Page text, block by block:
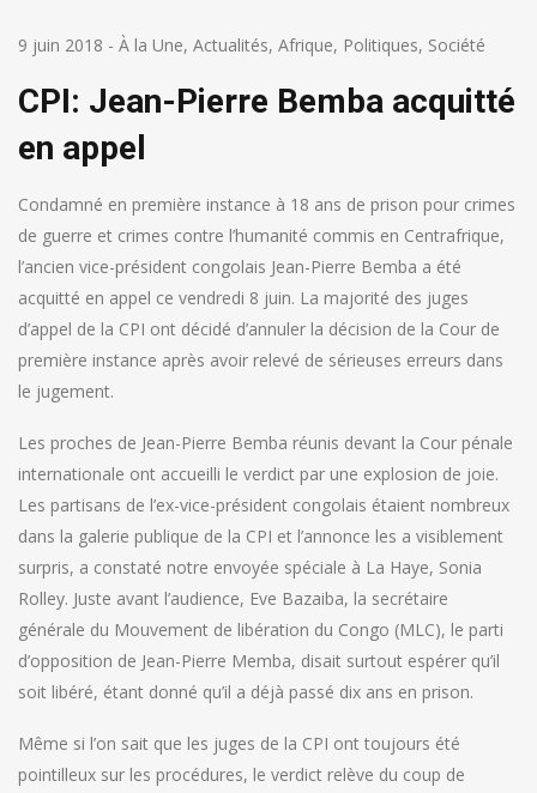
9 juin 2018 - À la Une, Actualités, Afrique, Politiques, Société
CPI: Jean-Pierre Bemba acquitté
en appel
Condamné en première instance à 18 ans de prison pour crimes
de guerre et crimes contre l’humanité commis en Centrafrique,
l’ancien vice-président congolais Jean-Pierre Bemba a été
acquitté en appel ce vendredi 8 juin. La majorité des juges
d’appel de la CPI ont décidé d’annuler la décision de la Cour de
première instance après avoir relevé de sérieuses erreurs dans
le jugement.
Les proches de Jean-Pierre Bemba réunis devant la Cour pénale
internationale ont accueilli le verdict par une explosion de joie.
Les partisans de l’ex-vice-président congolais étaient nombreux
dans la galerie publique de la CPI et l’annonce les a visiblement
surpris, a constaté notre envoyée spéciale à La Haye, Sonia
Rolley. Juste avant l’audience, Eve Bazaiba, la secrétaire
générale du Mouvement de libération du Congo (MLC), le parti
d’opposition de Jean-Pierre Memba, disait surtout espérer qu’il
soit libéré, étant donné qu’il a déjà passé dix ans en prison.
Même si l’on sait que les juges de la CPI ont toujours été
pointilleux sur les procédures, le verdict relève du coup de